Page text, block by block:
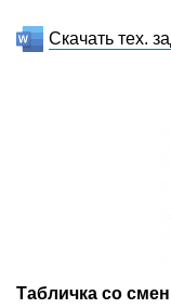
Скачать тех.
Табличка со